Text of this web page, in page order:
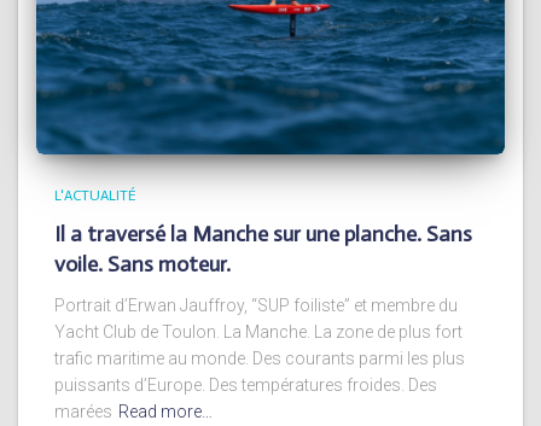
L'ACTUALITÉ
Il a traversé la Manche sur une planche. Sans
voile. Sans moteur.
Portrait d’Erwan Jauffroy, “SUP foiliste” et membre du
Yacht Club de Toulon. La Manche. La zone de plus fort
trafic maritime au monde. Des courants parmi les plus
puissants d’Europe. Des températures froides. Des
marées Read more…